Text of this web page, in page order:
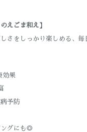
えごま和え】
さをしっかり楽しめる、
効果
予防
ングにも◎